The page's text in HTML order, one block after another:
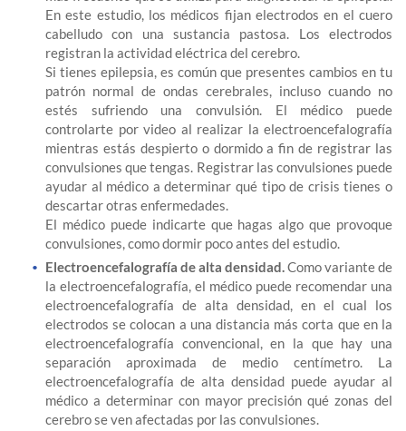
En este estudio, los médicos fijan electrodos en el cuero
cabelludo con una sustancia pastosa. Los electrodos
registran la actividad eléctrica del cerebro.
Si tienes epilepsia, es común que presentes cambios en tu
patrón normal de ondas cerebrales, incluso cuando no
estés sufriendo una convulsión. El médico puede
controlarte por video al realizar la electroencefalografía
mientras estás despierto o dormido a fin de registrar las
convulsiones que tengas. Registrar las convulsiones puede
ayudar al médico a determinar qué tipo de crisis tienes o
descartar otras enfermedades.
El médico puede indicarte que hagas algo que provoque
convulsiones, como dormir poco antes del estudio.
Electroencefalografía de alta densidad.Como variante de
la electroencefalografía, el médico puede recomendar una
electroencefalografía de alta densidad, en el cual los
electrodos se colocan a una distancia más corta que en la
electroencefalografía convencional, en la que hay una
separación aproximada de medio centímetro. La
electroencefalografía de alta densidad puede ayudar al
médico a determinar con mayor precisión qué zonas del
cerebro se ven afectadas por las convulsiones.